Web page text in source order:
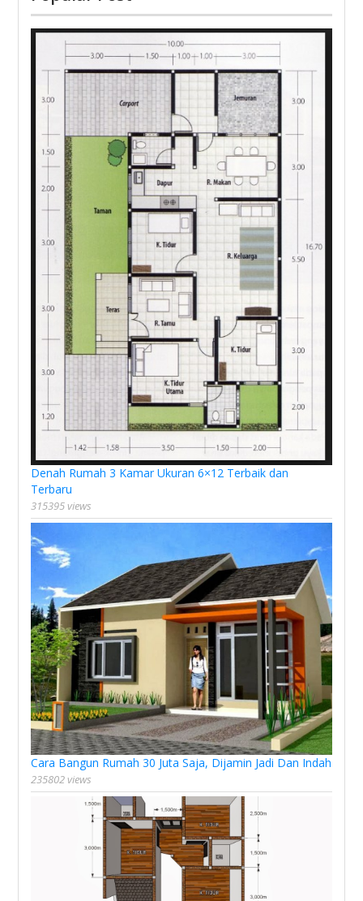
Denah Rumah 3 Kamar Ukuran 6×12 Terbaik dan
Terbaru
315395 views
Cara Bangun Rumah 30 Juta Saja, Dijamin Jadi Dan Indah
235802 views